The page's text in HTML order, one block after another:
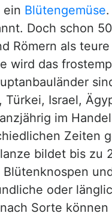
ein Blütengemüse
Doch schon
Römern als
wird das
Israel,
im
Zeiten
bildet bis zu
oder
Sorte